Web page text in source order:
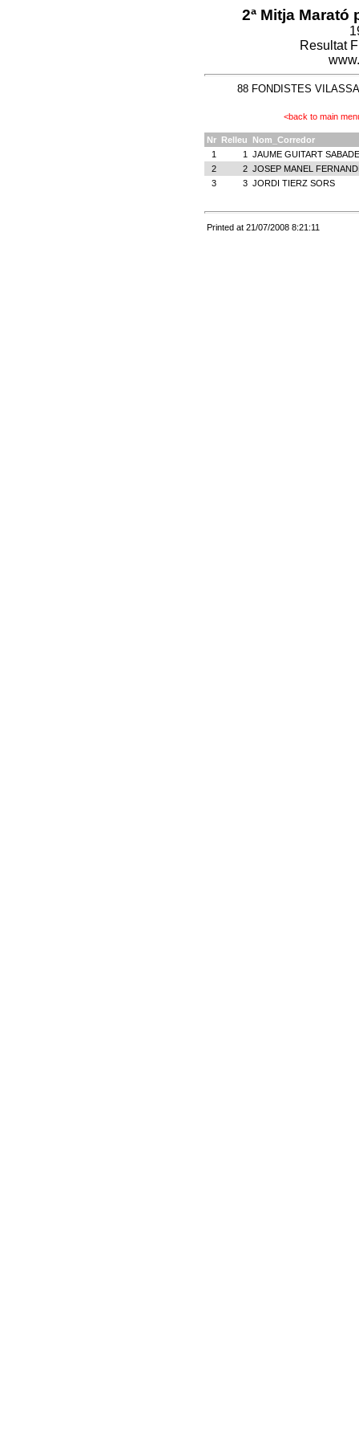
2ª Mitja Marató
Resultat
88 FONDISTES
<back to main
Nr Relleu
Nom_Corredor
1
1
JAUME GUITART
2
2 JOSEP MANEL
3
3 JORDI TIERZ SORS
Printed at 21/07/2008 8:21:11